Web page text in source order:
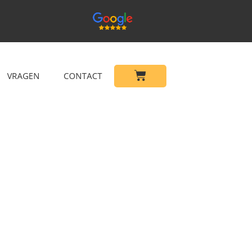
VRAGEN CONTACT